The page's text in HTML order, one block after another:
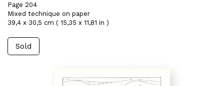
Page 204
Mixed technique on paper
39,4 x 30,5 cm ( 15,35 x 11,81 in )
Sold